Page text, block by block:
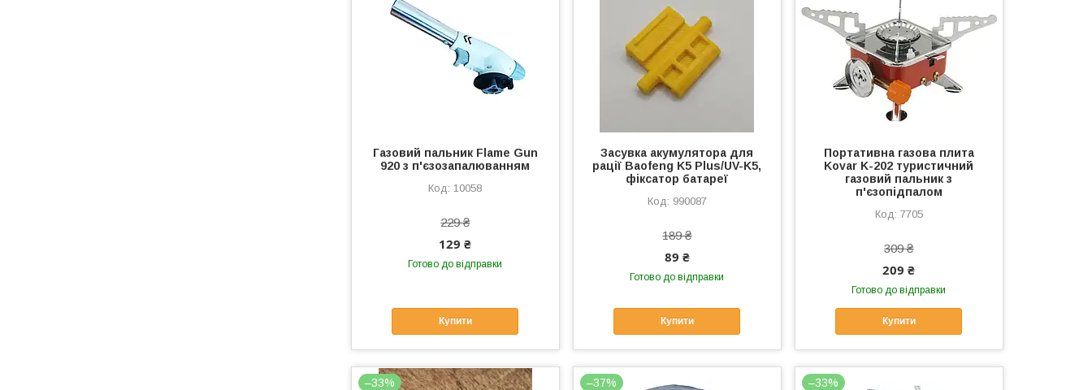
Газовий пальник Flame Gun
920 з п'єзозапалюванням
10058
229 ₴
129 ₴
Готово до відправки
Купити
Засувка акумулятора для
рації Baofeng K5 Plus/UV-K5,
фіксатор батареї
990087
189 ₴
89 ₴
Готово до відправки
Купити
Портативна газова плита
Kovar K-202 туристичний
газовий пальник з
п'єзопідпалом
7705
309 ₴
209 ₴
Готово до відправки
Купити
–33% –37% –33%